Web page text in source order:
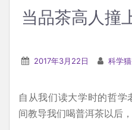
当品茶高人撞
2017年3月22日 科学
自从我们读大学时的哲
间教导我们喝普洱茶以后